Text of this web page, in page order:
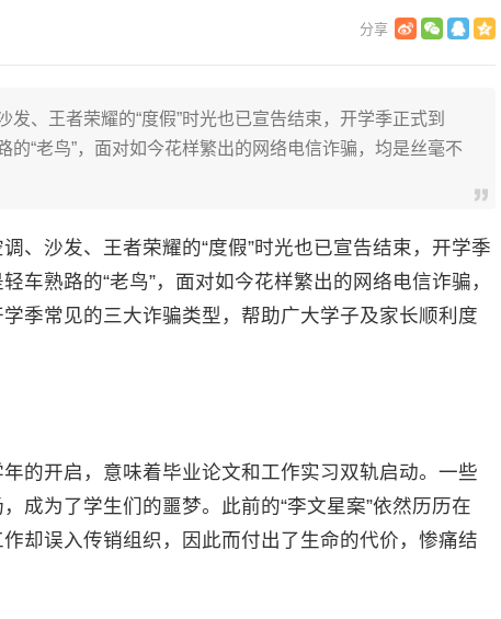
、王者荣耀的“度假”时光也已宣告结束，开学季正式到
“老鸟”，面对如今花样繁出的网络电信诈骗，均是丝毫不
沙发、王者荣耀的“度假”时光也已宣告结束，开学季
车熟路的“老鸟”，面对如今花样繁出的网络电信诈骗，
季常见的三大诈骗类型，帮助广大学子及家长顺利度
开启，意味着毕业论文和工作实习双轨启动。一些
成为了学生们的噩梦。此前的“李文星案”依然历历在
却误入传销组织，因此而付出了生命的代价，惨痛结